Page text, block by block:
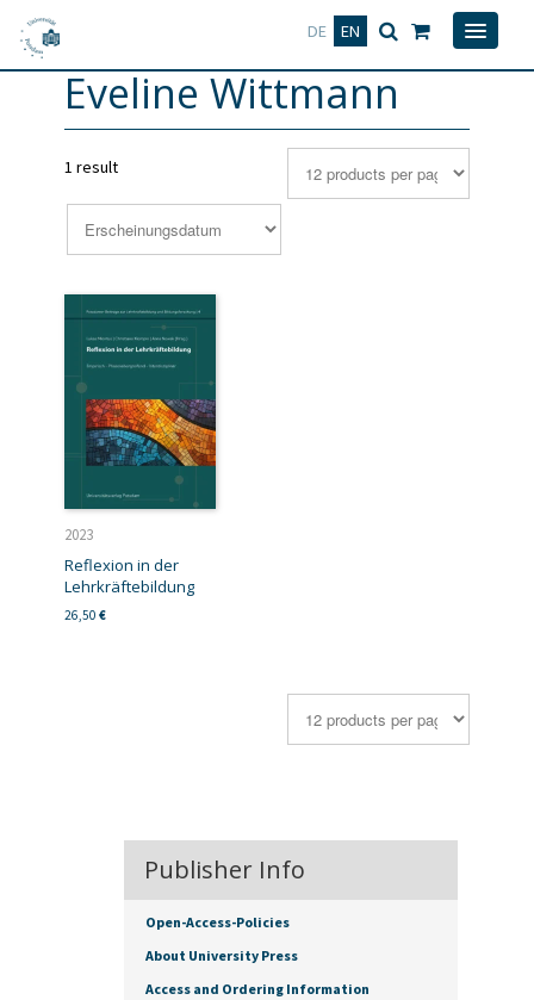
DE EN
Deutsch
Eveline Wittmann
1 result
2023
Reflexion in der
Lehrkräftebildung
26,50 €
Publisher Info
Open-Access-Policies
About University Press
Access and Ordering Information